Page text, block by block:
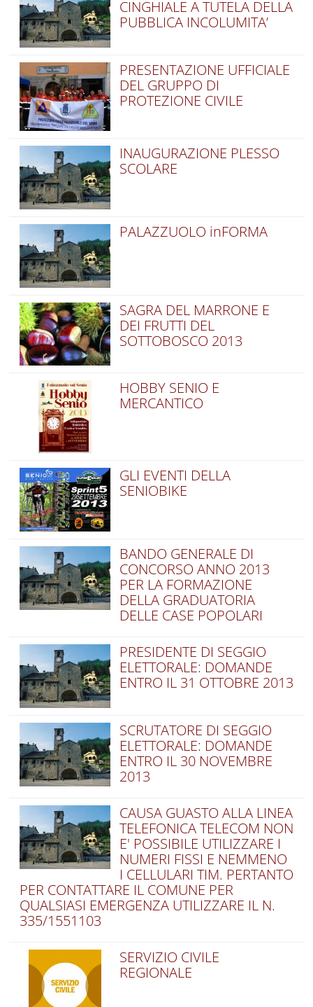
CINGHIALE A TUTELA DELLA
PUBBLICA INCOLUMITA’
PRESENTAZIONE UFFICIALE
DEL GRUPPO DI
PROTEZIONE CIVILE
INAUGURAZIONE PLESSO
SCOLARE
PALAZZUOLO inFORMA
SAGRA DEL MARRONE E
DEI FRUTTI DEL
SOTTOBOSCO 2013
HOBBY SENIO E
MERCANTICO
GLI EVENTI DELLA
SENIOBIKE
BANDO GENERALE DI
CONCORSO ANNO 2013
PER LA FORMAZIONE
DELLA GRADUATORIA
DELLE CASE POPOLARI
PRESIDENTE DI SEGGIO
ELETTORALE: DOMANDE
ENTRO IL 31 OTTOBRE 2013
SCRUTATORE DI SEGGIO
ELETTORALE: DOMANDE
ENTRO IL 30 NOVEMBRE
2013
CAUSA GUASTO ALLA LINEA
TELEFONICA TELECOM NON
E' POSSIBILE UTILIZZARE I
NUMERI FISSI E NEMMENO
I CELLULARI TIM. PERTANTO
PER CONTATTARE IL COMUNE PER
QUALSIASI EMERGENZA UTILIZZARE IL N.
335/1551103
SERVIZIO CIVILE
REGIONALE